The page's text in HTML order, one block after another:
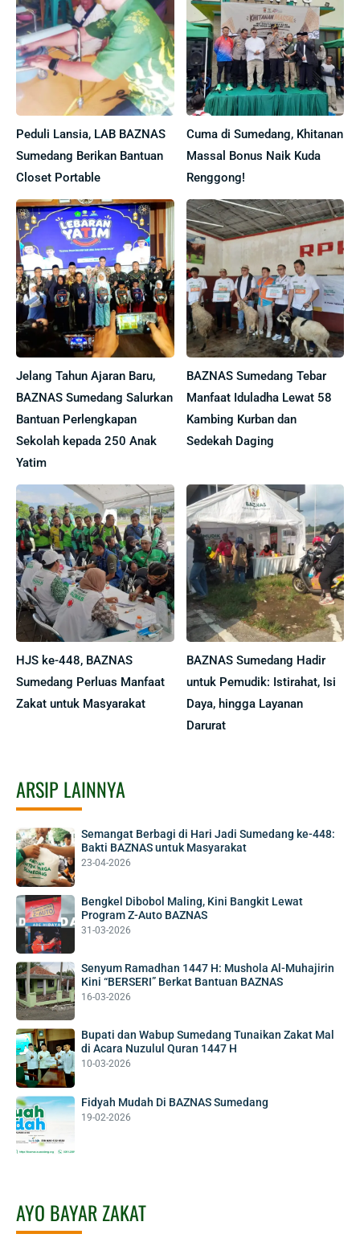
Peduli Lansia, LAB BAZNAS
Sumedang Berikan Bantuan
Closet Portable
Cuma di Sumedang, Khitanan
Massal Bonus Naik Kuda
Renggong!
Jelang Tahun Ajaran Baru,
BAZNAS Sumedang Salurkan
Bantuan Perlengkapan
Sekolah kepada 250 Anak
Yatim
BAZNAS Sumedang Tebar
Manfaat Iduladha Lewat 58
Kambing Kurban dan
Sedekah Daging
HJS ke-448, BAZNAS
Sumedang Perluas Manfaat
Zakat untuk Masyarakat
BAZNAS Sumedang Hadir
untuk Pemudik: Istirahat, Isi
Daya, hingga Layanan
Darurat
ARSIP LAINNYA
Semangat Berbagi di Hari Jadi Sumedang ke-448:
Bakti BAZNAS untuk Masyarakat
23-04-2026
Bengkel Dibobol Maling, Kini Bangkit Lewat
Program Z-Auto BAZNAS
31-03-2026
Senyum Ramadhan 1447 H: Mushola Al-Muhajirin
Kini “BERSERI” Berkat Bantuan BAZNAS
16-03-2026
Bupati dan Wabup Sumedang Tunaikan Zakat Mal
di Acara Nuzulul Quran 1447 H
10-03-2026
Fidyah Mudah Di BAZNAS Sumedang
19-02-2026
AYO BAYAR ZAKAT